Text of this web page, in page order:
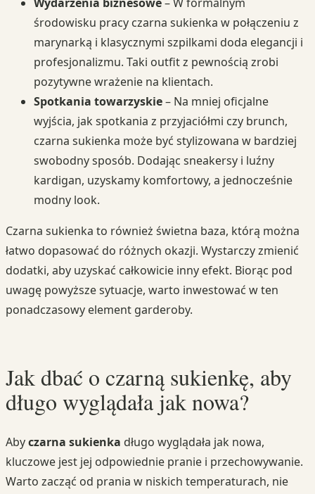
środowisku pracy czarna sukienka w połączeniu z
marynarką i klasycznymi szpilkami doda elegancji i
profesjonalizmu. Taki outfit z pewnością zrobi
pozytywne wrażenie na klientach.
Spotkania towarzyskie– Na mniej oficjalne
wyjścia, jak spotkania z przyjaciółmi czy brunch,
czarna sukienka może być stylizowana w bardziej
swobodny sposób. Dodając sneakersy i luźny
kardigan, uzyskamy komfortowy, a jednocześnie
modny look.
Czarna sukienka to również świetna baza, którą można
łatwo dopasować do różnych okazji. Wystarczy zmienić
dodatki, aby uzyskać całkowicie inny efekt. Biorąc pod
uwagę powyższe sytuacje, warto inwestować w ten
ponadczasowy element garderoby.
Jak dbać o czarną sukienkę, aby
długo wyglądała jak nowa?
Abyczarna sukienka długo wyglądała jak nowa,
kluczowe jest jej odpowiednie pranie i przechowywanie.
Warto zacząć od prania w niskich temperaturach, nie